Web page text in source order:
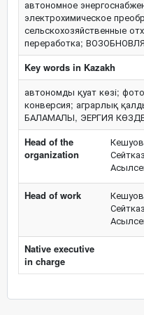
автономное
электрохимическое
сельскохозяйственные
переработка;
Key words in Kazakh
автономды қуат көзі;
конверсия; аграрлық
БАЛАМАЛЫ, ЭЕРГИЯ
Head of the
organization
Кешуов
Head of work
Кешуов
Native executive
in charge